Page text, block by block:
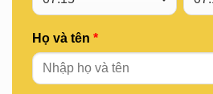
Họ và tên *